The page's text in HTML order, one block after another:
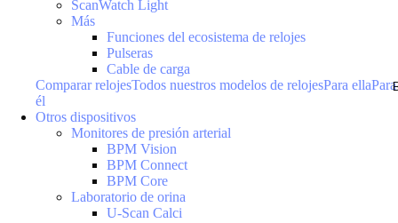
ScanWatch Light
Más
Funciones del ecosistema de relojes
Pulseras
Cable de carga
Comparar relojesTodos nuestros modelos de relojesPara ellaPara
él
Otros dispositivos
Monitores de presión arterial
BPM Vision
BPM Connect
BPM Core
Laboratorio de orina
U-Scan Calci